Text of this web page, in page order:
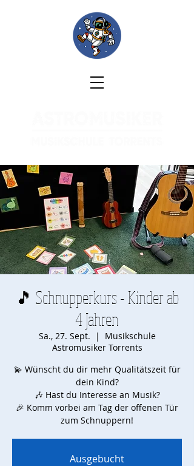
🎵 Schnupperkurs - Kinder ab
4 Jahren
Sa., 27. Sept.
  |
Musikschule
Astromusiker Torrents
💫 Wünscht du dir mehr Qualitätszeit für
dein Kind?
🎶 Hast du Interesse an Musik?
🎉 Komm vorbei am Tag der offenen Tür
zum Schnuppern!
Ausgebucht